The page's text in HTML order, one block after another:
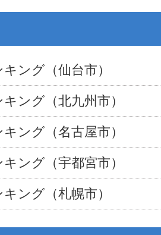
ング（仙台市）
ング（北九州市）
ング（名古屋市）
ング（宇都宮市）
ング（札幌市）